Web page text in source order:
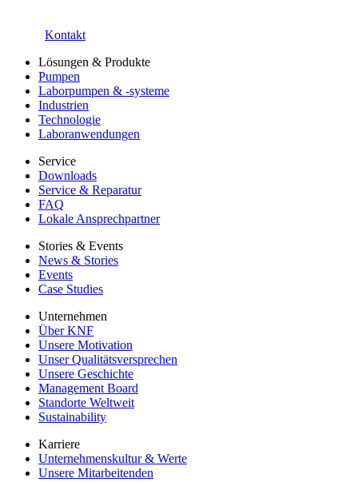
Kontakt
Lösungen & Produkte
Pumpen
Laborpumpen & -systeme
Industrien
Technologie
Laboranwendungen
Service
Downloads
Service & Reparatur
FAQ
Lokale Ansprechpartner
Stories & Events
News & Stories
Events
Case Studies
Unternehmen
Über KNF
Unsere Motivation
Unser Qualitätsversprechen
Unsere Geschichte
Management Board
Standorte Weltweit
Sustainability
Karriere
Unternehmenskultur & Werte
Unsere Mitarbeitenden